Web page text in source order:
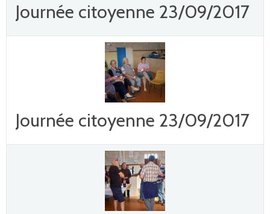
Journée citoyenne 23/09/2017
Journée citoyenne 23/09/2017